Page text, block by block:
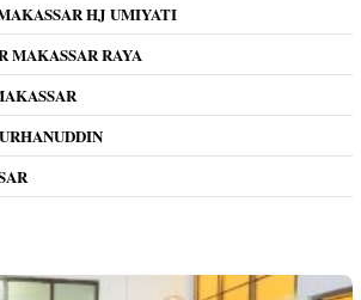
HJ UMIYATI
MAKASSAR RAYA